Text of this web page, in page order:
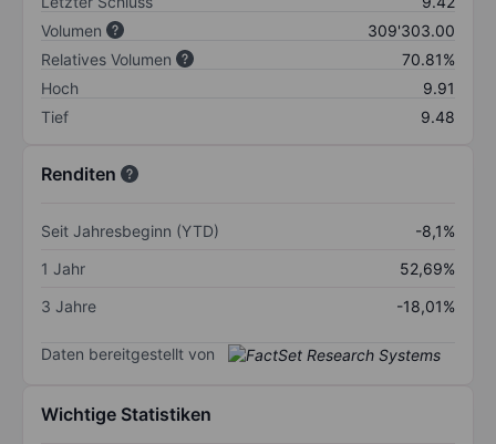
Volumen
309'303.00
Relatives Volumen
70.81%
Hoch
9.91
Tief
9.48
Renditen
Seit Jahresbeginn (YTD)
-8,1%
1 Jahr
52,69%
3 Jahre
-18,01%
Daten bereitgestellt von
Wichtige Statistiken